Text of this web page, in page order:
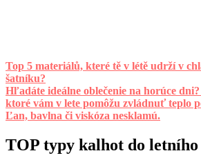
Top 5 materiálů, které tě v létě udrží v
šatníku?
Hľadáte ideálne oblečenie na horúce
ktoré vám v lete pomôžu zvládnuť teplo
Ľan, bavlna či viskóza nesklamú.
TOP typy kalhot do